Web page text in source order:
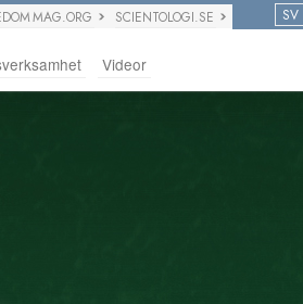
MAG.ORG SCIENTOLOGI.SE SV
Videor